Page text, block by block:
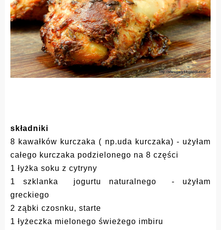
składniki
8 kawałków kurczaka ( np.uda kurczaka) - użyłam
całego kurczaka podzielonego na 8 części
1 łyżka soku z cytryny
1 szklanka jogurtu naturalnego - użyłam
greckiego
2 ząbki czosnku, starte
1 łyżeczka mielonego świeżego imbiru